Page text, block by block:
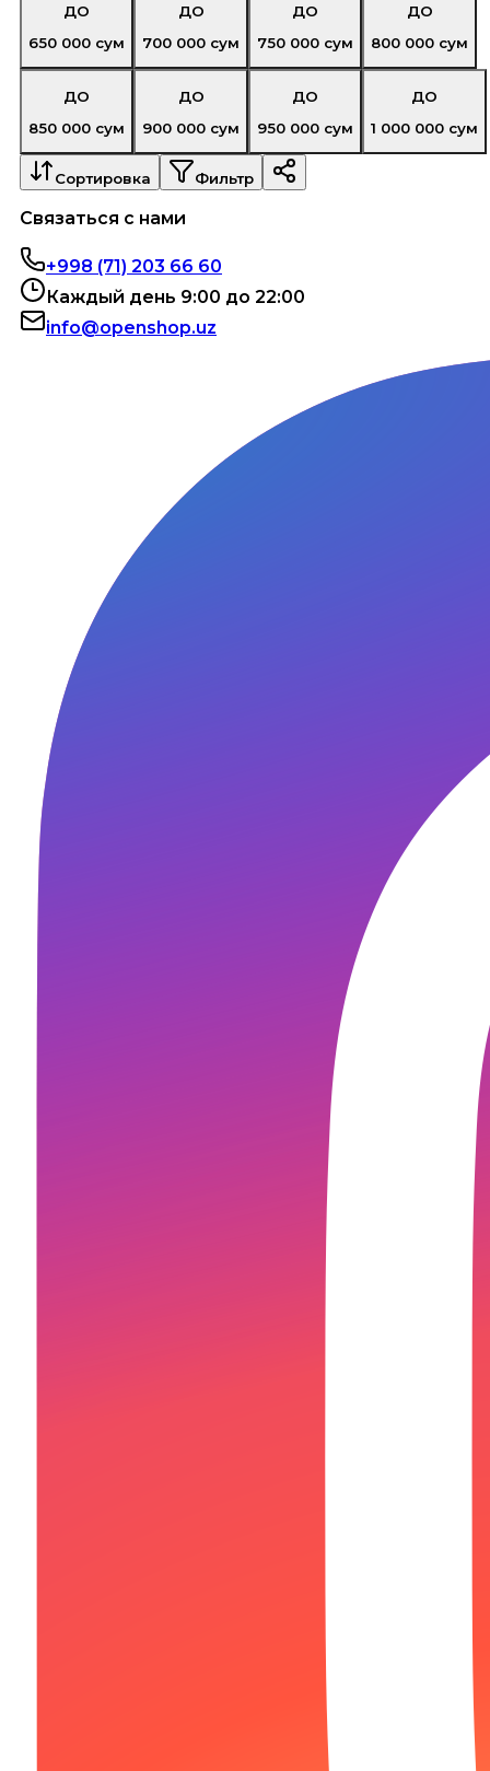
ДО
650 000 сум
ДО
700 000 сум
ДО
750 000 сум
ДО
800 000 сум
ДО
850 000 сум
ДО
900 000 сум
ДО
950 000 сум
ДО
1 000 000 сум
Сортировка Фильтр
Связаться с нами
+998 (71) 203 66 60
Каждый день 9:00 до 22:00
info@openshop.uz